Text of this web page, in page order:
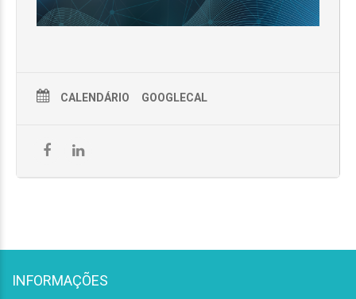
CALENDÁRIO GOOGLECAL
INFORMAÇÕES